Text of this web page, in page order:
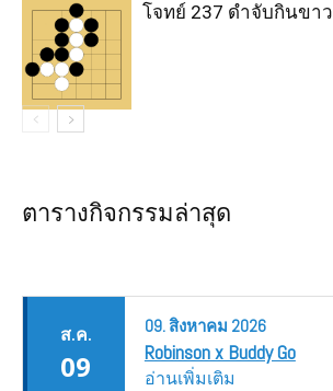
โจทย์ 237 ดำจับกินขาว
ตารางกิจกรรมล่าสุด
ส.ค.
09
09.สิงหาคม 2026
Robinson x Buddy Go
อ่านเพิ่มเติม